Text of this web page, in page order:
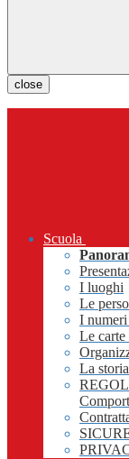
close
Scuola
I luoghi
Le
I numeri
Le carte
La storia